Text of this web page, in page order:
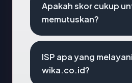
Apakah skor cukup
memutuskan?
ISP apa yang melayani
wika.co.id?